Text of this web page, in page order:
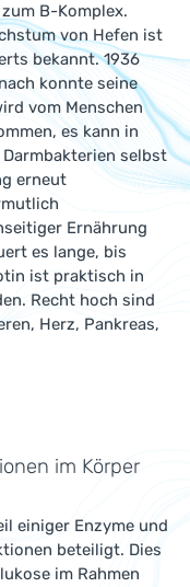
B-Komplex.
von Hefen ist
bekannt. 1936
konnte seine
vom Menschen
es kann in
selbst
erneut
Ernährung
es lange, bis
ist praktisch in
Recht hoch sind
Herz, Pankreas,
im Körper
einiger Enzyme und
beteiligt. Dies
im Rahmen